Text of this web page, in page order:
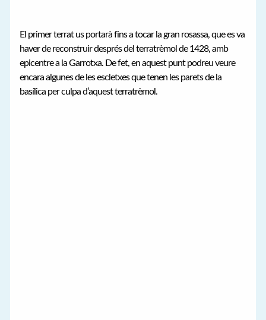
El primer terrat us portarà fins a tocar la gran rosassa, que es va
haver de reconstruir després del terratrèmol de 1428, amb
epicentre a la Garrotxa. De fet, en aquest punt podreu veure
encara algunes de les escletxes que tenen les parets de la
basílica per culpa d’aquest terratrèmol.